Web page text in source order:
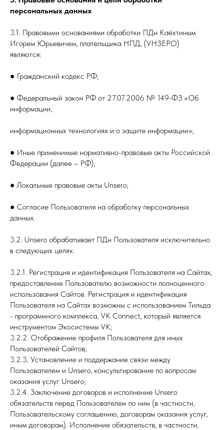
персональных данных
3.1. Правовыми основаниями обработки ПДн Каёхтиным
Игорем Юрьевичем, плательщика НПД, (УНЗЕРО)
являются:
● Гражданский кодекс РФ;
● Федеральный закон РФ от 27.07.2006 № 149-ФЗ «Об
информации,
информационных технологиях и о защите информации»;
● Иные применимые нормативно-правовые акты Российской
Федерации (далее – РФ);
● Локальные правовые акты Unsero;
● Согласие Пользователя на обработку персональных
данных.
3.2. Unsero обрабатывает ПДн Пользователя исключительно
в следующих целях:
3.2.1. Регистрация и идентификация Пользователя на Сайтах,
предоставление Пользователю возможности полноценного
использования Сайтов. Регистрация и идентификация
Пользователя на Сайтах возможны с использованием Тильда
- программного комплекса, VK Connect, который является
инструментом Экосистемы VK;
3.2.2. Отображение профиля Пользователя для иных
Пользователей Сайтов;
3.2.3. Установление и поддержание связи между
Пользователем и Unsero, консультирование по вопросам
оказания услуг Unsero;
3.2.4. Заключение договоров и исполнение Unsero
обязательств перед Пользователем по ним (в частности,
Пользовательскому соглашению, договорам оказания услуг,
иным договорам). Исполнение обязательств, в частности,